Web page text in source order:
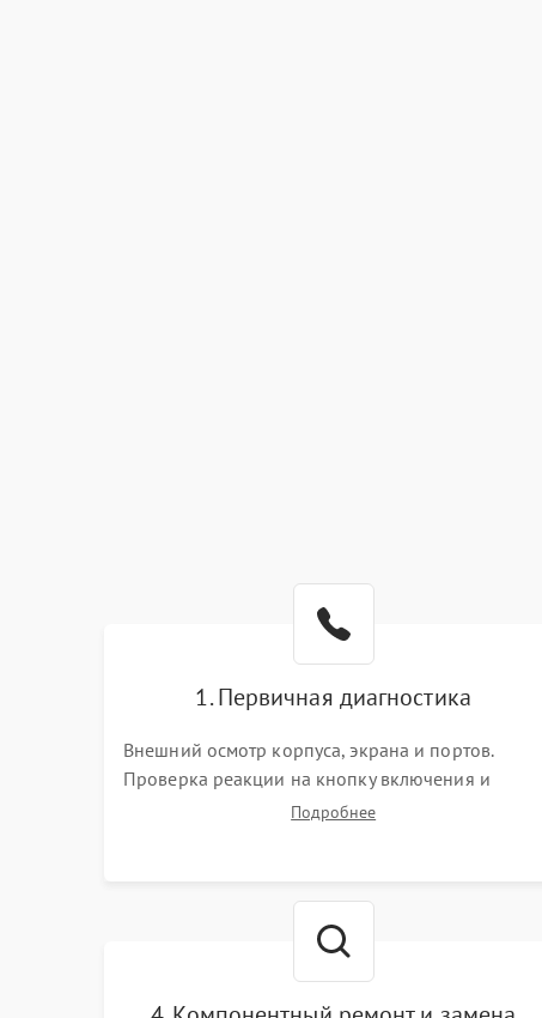
1. Первичная диагностика
Внешний осмотр корпуса, экрана и портов.
Проверка реакции на кнопку включения и
подключение зарядного устройства. Оценка
Подробнее